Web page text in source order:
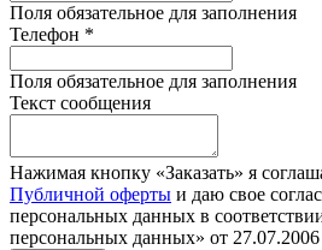
Поля обязательное для заполнения
Телефон *
Поля обязательное для заполнения
Текст сообщения
Нажимая кнопку «Заказать» я
Публичной оферты и даю свое
персональных данных в
персональных данных» от 27.07.2006